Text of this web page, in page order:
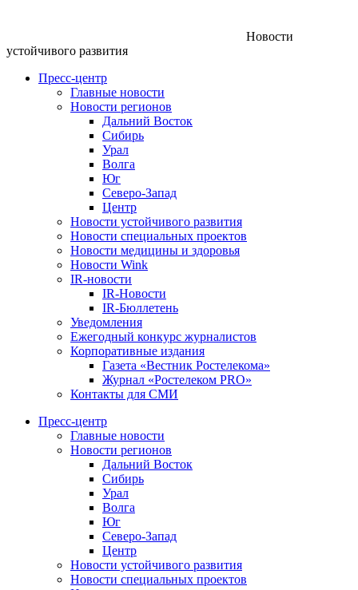
Новости
устойчивого развития
Пресс-центр
Главные новости
Новости регионов
Дальний Восток
Сибирь
Урал
Волга
Юг
Северо-Запад
Центр
Новости устойчивого развития
Новости специальных проектов
Новости медицины и здоровья
Новости Wink
IR-новости
IR-Новости
IR-Бюллетень
Уведомления
Ежегодный конкурс журналистов
Корпоративные издания
Газета «Вестник Ростелекома»
Журнал «Ростелеком PRO»
Контакты для СМИ
Пресс-центр
Главные новости
Новости регионов
Дальний Восток
Сибирь
Урал
Волга
Юг
Северо-Запад
Центр
Новости устойчивого развития
Новости специальных проектов